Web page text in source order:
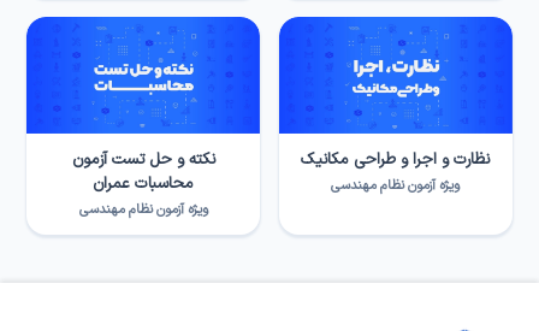
نظارت و اجرا و طراحی مکانیک
ویژه آزمون نظام مهندسی
نکته و حل تست آزمون
محاسبات عمران
ویژه آزمون نظام مهندسی